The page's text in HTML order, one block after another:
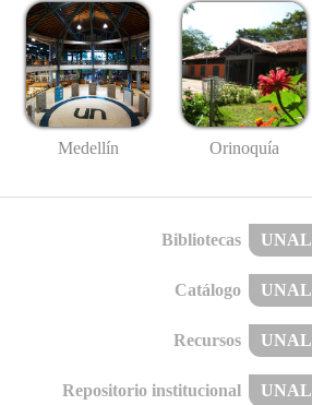
Medellín Orinoquía
Bibliotecas UNAL
Catálogo UNAL
Recursos UNAL
Repositorio institucional UNAL